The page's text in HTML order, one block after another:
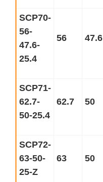
SCP70-
56-
47.6-
25.4
56 47.6
SCP71-
62.7-
50-25.4
62.7 50
SCP72-
63-50-
25-Z
63 50